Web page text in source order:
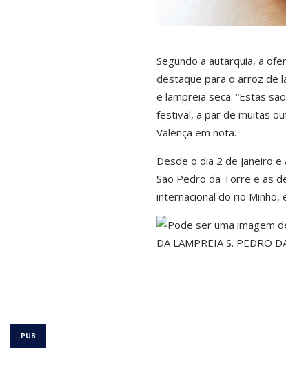
Segundo a autarquia, a
destaque para o arroz de
e lampreia seca. “Estas
festival, a par de muitas
Valença em nota.
Desde o dia 2 de janeiro
São Pedro da Torre e as
internacional do rio